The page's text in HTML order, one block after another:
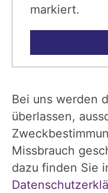
markiert.
Bei uns werden
überlassen,
Missbrauch
dazu finden Sie